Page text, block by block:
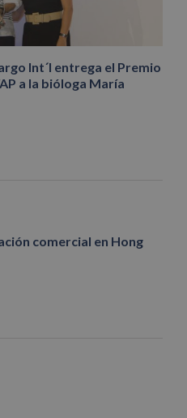
Int´l entrega el Premio
a la bióloga María
comercial en Hong